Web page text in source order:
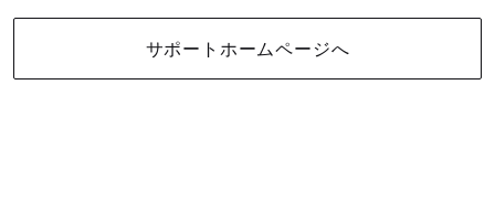
サポートホームページへ